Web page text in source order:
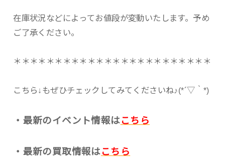
在庫状況などによってお値段が変動いたします。予め
ご了承ください。
＊＊＊＊＊＊＊＊＊＊＊＊＊＊＊＊＊＊＊＊＊＊＊＊
こちら↓もぜひチェックしてみてくださいね♪(*´▽｀*)
・最新のイベント情報はこちら
・最新の買取情報はこちら